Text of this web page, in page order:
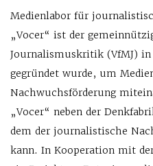
Medienlabor für
„Vocer“ ist der
Journalismuskritik (VfMJ) in
gegründet wurde, um
Nachwuchsförderung
„Vocer“ neben der
dem der journalistische
kann. In Kooperation mit